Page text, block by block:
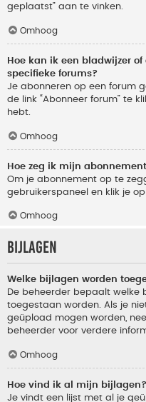
geplaatst” aan te vinken.
Omhoog
Hoe kan ik een bladwijzer
specifieke forums?
Je abonneren op een forum
de link “Abonneer forum” te
hebt.
Omhoog
Hoe zeg ik mijn
Om je abonnement op te
gebruikerspaneel en klik je
Omhoog
Bijlagen
Welke bijlagen worden
De beheerder bepaalt welke
toegestaan worden. Als je
geüpload mogen worden,
beheerder voor verdere
Omhoog
Hoe vind ik al mijn bijlagen?
Je vindt een lijst met al je